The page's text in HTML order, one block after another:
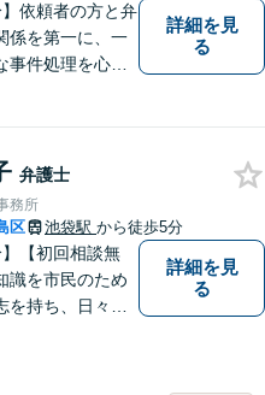
】依頼者の方と弁
係を第一に、一
事件処理を心掛
に守れるよう、
ます。お困りご
ご相談くださ
詳細を見
る
弁護士
務所
区 池袋駅 から徒歩5分
】【初回相談無
識を市民のため
を持ち、日々弁
詳細を見
る